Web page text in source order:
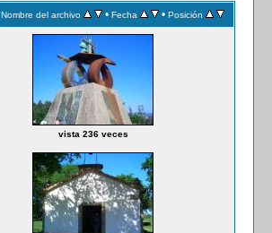
Nombre del archivo • Fecha • Posición
vista 236 veces